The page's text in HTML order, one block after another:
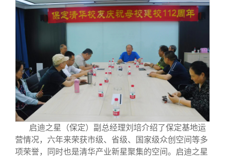
启迪之星（保定）副总经理刘培介绍了保定基地运
营情况，六年来荣获市级、省级、国家级众创空间等多
项荣誉，同时也是清华产业新星聚集的空间。启迪之星